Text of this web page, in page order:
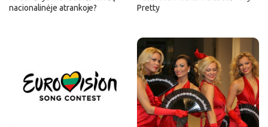
nacionalinėje atrankoje?
Pretty